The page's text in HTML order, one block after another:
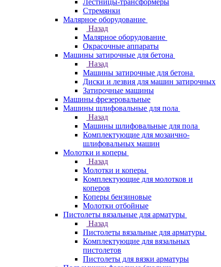
Лестницы-трансформеры
Стремянки
Малярное оборудование
Назад
Малярное оборудование
Окрасочные аппараты
Машины затирочные для бетона
Назад
Машины затирочные для бетона
Диски и лезвия для машин затирочных
Затирочные машины
Машины фрезеровальные
Машины шлифовальные для пола
Назад
Машины шлифовальные для пола
Комплектующие для мозаично-
шлифовальных машин
Молотки и коперы
Назад
Молотки и коперы
Комплектующие для молотков и
коперов
Коперы бензиновые
Молотки отбойные
Пистолеты вязальные для арматуры
Назад
Пистолеты вязальные для арматуры
Комплектующие для вязальных
пистолетов
Пистолеты для вязки арматуры